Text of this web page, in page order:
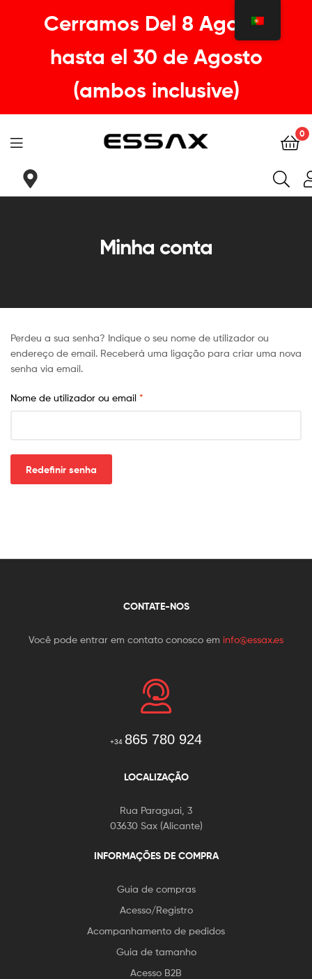
Cerramos Del 8 Agosto
hasta el 30 de Agosto
(ambos inclusive)
|
sela
cada
0
Minha conta
Perdeu a sua senha? Indique o seu nome de utilizador ou
endereço de email. Receberá uma ligação para criar uma nova
senha via email.
Nome de utilizador ou email *
Redefinir senha
CONTATE-NOS
Você pode entrar em contato conosco em info@essax.es
+34 865 780 924
LOCALIZAÇÃO
Rua Paraguai, 3
03630 Sax (Alicante)
INFORMAÇÕES DE COMPRA
Guia de compras
Acesso/Registro
Acompanhamento de pedidos
Guia de tamanho
Acesso B2B